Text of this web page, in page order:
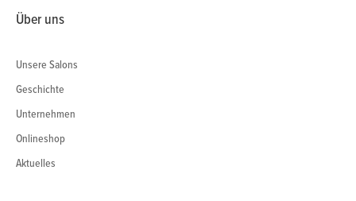
Über uns
Unsere Salons
Geschichte
Unternehmen
Onlineshop
Aktuelles